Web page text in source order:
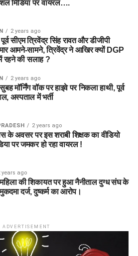
मिडिया पर वायरल….
2 years ago
सीएम त्रिवेंद्र सिंह रावत और डीजीपी
आमने-सामने, त्रिवेंद्र ने आखिर क्यों DGP
रहने की सलाह ?
2 years ago
मॉर्निंग वॉक पर हाइवे पर निकला हाथी, पूर्व
अस्पताल में भर्ती
2 years ago
के अवसर पर इस शराबी शिक्षक का वीडियो
पर जमकर हो रहा वायरल !
years ago
की शिकायत पर हुआ नैनीताल दुग्ध संघ के
दर्ज, दुष्कर्म का आरोप।
ADVERTISEMENT